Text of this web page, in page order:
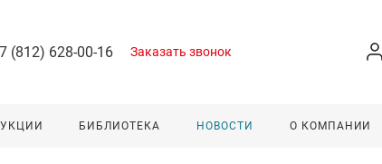
(812) 628-00-16 Заказать звонок
БИБЛИОТЕКА НОВОСТИ О КОМПАНИИ